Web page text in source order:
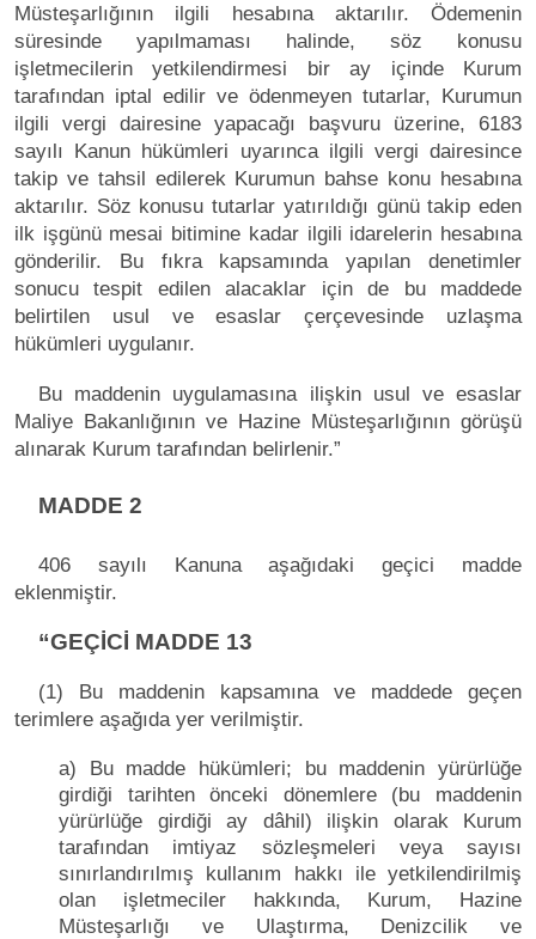
Müsteşarlığının ilgili hesabına aktarılır. Ödemenin
süresinde yapılmaması halinde, söz konusu
işletmecilerin yetkilendirmesi bir ay içinde Kurum
tarafından iptal edilir ve ödenmeyen tutarlar, Kurumun
ilgili vergi dairesine yapacağı başvuru üzerine, 6183
sayılı Kanun hükümleri uyarınca ilgili vergi dairesince
takip ve tahsil edilerek Kurumun bahse konu hesabına
aktarılır. Söz konusu tutarlar yatırıldığı günü takip eden
ilk işgünü mesai bitimine kadar ilgili idarelerin hesabına
gönderilir. Bu fıkra kapsamında yapılan denetimler
sonucu tespit edilen alacaklar için de bu maddede
belirtilen usul ve esaslar çerçevesinde uzlaşma
hükümleri uygulanır.
Bu maddenin uygulamasına ilişkin usul ve esaslar
Maliye Bakanlığının ve Hazine Müsteşarlığının görüşü
alınarak Kurum tarafından belirlenir.”
MADDE 2
406 sayılı Kanuna aşağıdaki geçici madde
eklenmiştir.
“GEÇİCİ MADDE 13
(1) Bu maddenin kapsamına ve maddede geçen
terimlere aşağıda yer verilmiştir.
a) Bu madde hükümleri; bu maddenin yürürlüğe
girdiği tarihten önceki dönemlere (bu maddenin
yürürlüğe girdiği ay dâhil) ilişkin olarak Kurum
tarafından imtiyaz sözleşmeleri veya sayısı
sınırlandırılmış kullanım hakkı ile yetkilendirilmiş
olan işletmeciler hakkında, Kurum, Hazine
Müsteşarlığı ve Ulaştırma, Denizcilik ve